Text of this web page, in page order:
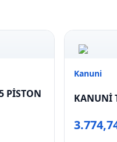
PİSTON
Kanuni
KANUNİ